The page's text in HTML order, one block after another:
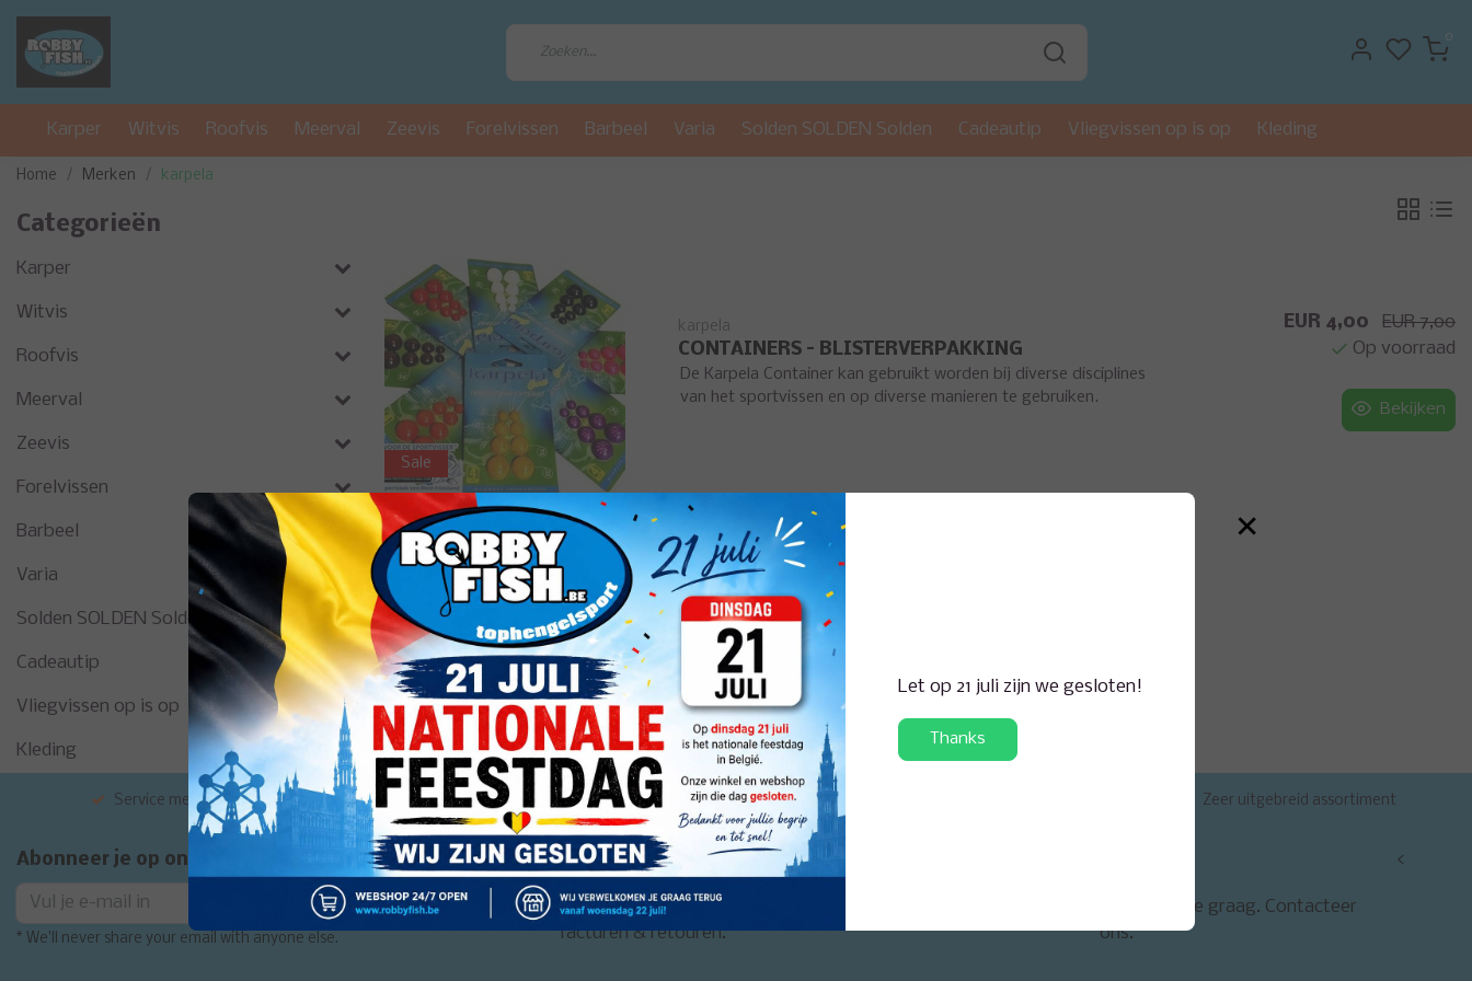
0
Karper Witvis Roofvis Meerval Zeevis Forelvissen Barbeel Varia Solden SOLDEN Solden Cadeautip Vliegvissen op is op Kleding
Home Merken karpela
Categorieën
Karper
Witvis
Roofvis
Meerval
Zeevis
Forelvissen
Barbeel
Varia
Solden SOLDEN Solden
Cadeautip
Vliegvissen op is op
Kleding
Sale
karpela
CONTAINERS – BLISTERVERPAKKING
De Karpela Container kan gebruikt worden bij diverse disciplines
van het sportvissen en op diverse manieren te gebruiken.
EUR 4,00
EUR 7,00
Op voorraad
Bekijken
Service met de glimlach Grote expertise in huis voor elke visserij Zeer uitgebreid assortiment
Abonneer je op onze nieuwsbrief
Abonneer
* We'll never share your email with anyone else.
Mijn account
Regel alles in je account. Volg je bestellingen,
facturen & retouren.
We helpen je graag. Contacteer
ons.
<
×
Let op 21 juli zijn we gesloten!
Thanks